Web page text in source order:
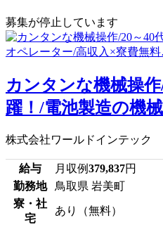
募集が停止しています
カンタンな機械操
躍！/電池製造の機
株式会社ワールドインテック
給与 月収例379,837円
勤務地
鳥取県 岩美町
寮・社
宅
あり（無料）